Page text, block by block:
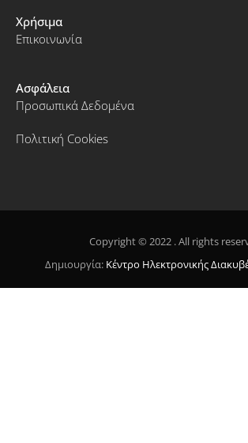
Χρήσιμα
Επικοινωνία
Ασφάλεια
Προσωπικά Δεδομένα
Πολιτική Cookies
Copyright © 2022 . All rights
Δημιουργία: Κέντρο Ηλεκτρονικής